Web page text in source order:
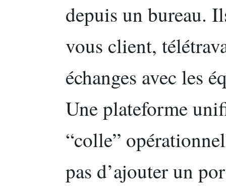
depuis un bureau.
vous client,
échanges avec les
Une plateforme
“colle”
pas d’ajouter un